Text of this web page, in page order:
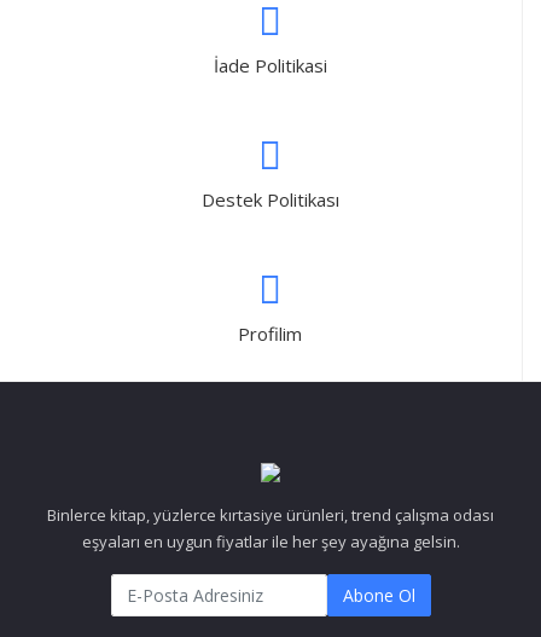
İade Politikasi
Destek Politikası
Profilim
Binlerce kitap, yüzlerce kırtasiye ürünleri, trend çalışma odası
eşyaları en uygun fiyatlar ile her şey ayağına gelsin.
Abone Ol